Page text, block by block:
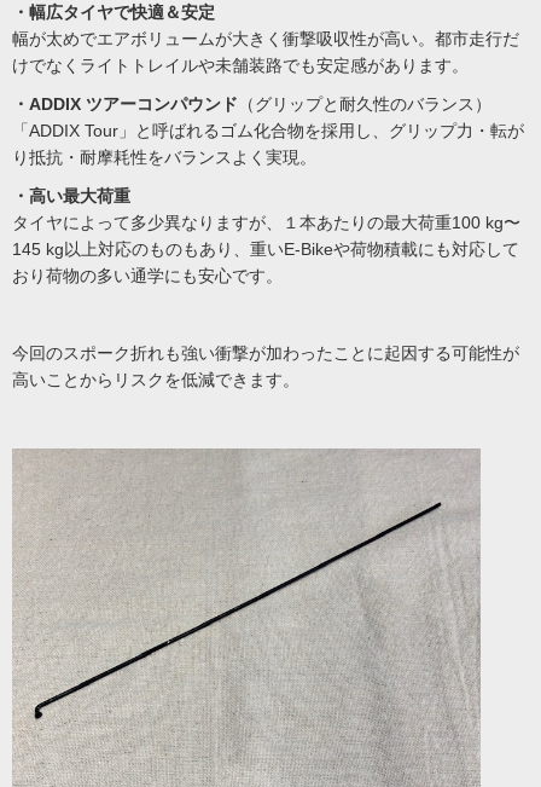
・幅広タイヤで快適＆安定
幅が太めでエアボリュームが大きく衝撃吸収性が高い。都市走行だ
けでなくライトトレイルや未舗装路でも安定感があります。
・ADDIX ツアーコンパウンド （グリップと耐久性のバランス）
「ADDIX Tour」と呼ばれるゴム化合物を採用し、グリップ力・転が
り抵抗・耐摩耗性をバランスよく実現。
・高い最大荷重
タイヤによって多少異なりますが、１本あたりの最大荷重100 kg〜
145 kg以上対応のものもあり、重いE-Bikeや荷物積載にも対応して
おり荷物の多い通学にも安心です。
今回のスポーク折れも強い衝撃が加わったことに起因する可能性が
高いことからリスクを低減できます。